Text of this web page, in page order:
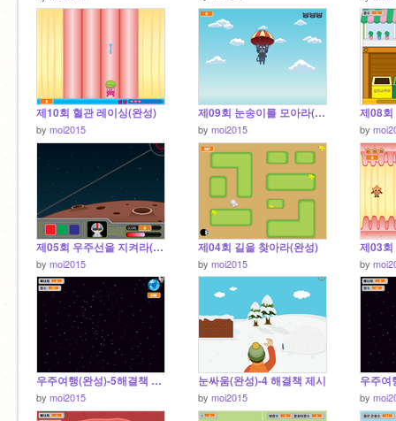
제10회 혈관 레이싱(완성)
by moi2015
제09회 눈송이를 모아라(완성)
by moi2015 by
제05회 우주선을 지켜라(완성)
by moi2015
제04회 길을 찾아라(완성)
by moi2015 by
우주여행(완성)-5해결책 제시
by moi2015
눈싸움(완성)-4 해결책 제시
by moi2015 by